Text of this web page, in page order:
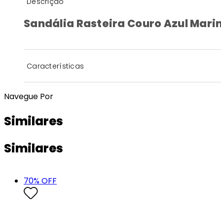
Sandália Rasteira Couro Azul
Características
Navegue Por
Similares
Similares
70% OFF